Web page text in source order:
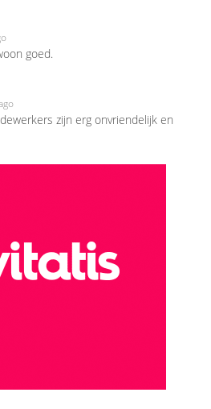
goed.
zijn erg onvriendelijk en